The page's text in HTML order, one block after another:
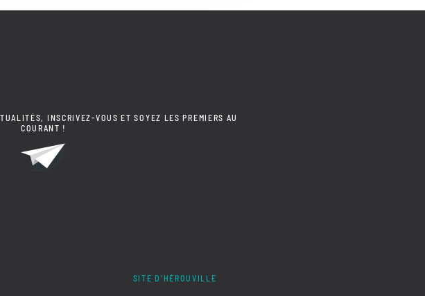
INSCRIVEZ-VOUS ET SOYEZ LES PREMIERS AU
COURANT !
SITE D'HÉROUVILLE